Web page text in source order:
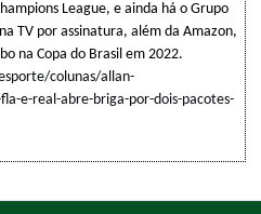
League, e ainda há o Grupo
TV por assinatura, além da Amazon,
na Copa do Brasil em 2022.
colunas/allan-
e-real-abre-briga-por-dois-pacotes-